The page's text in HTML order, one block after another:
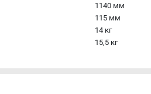
1140 мм
115 мм
14 кг
15,5 кг